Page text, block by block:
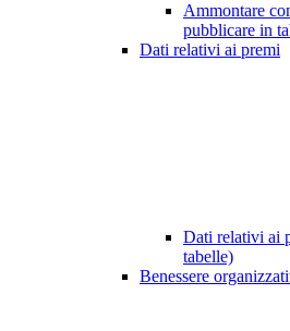
Ammontare
pubblicare in
Dati relativi ai premi
Dati relativi ai
tabelle)
Benessere